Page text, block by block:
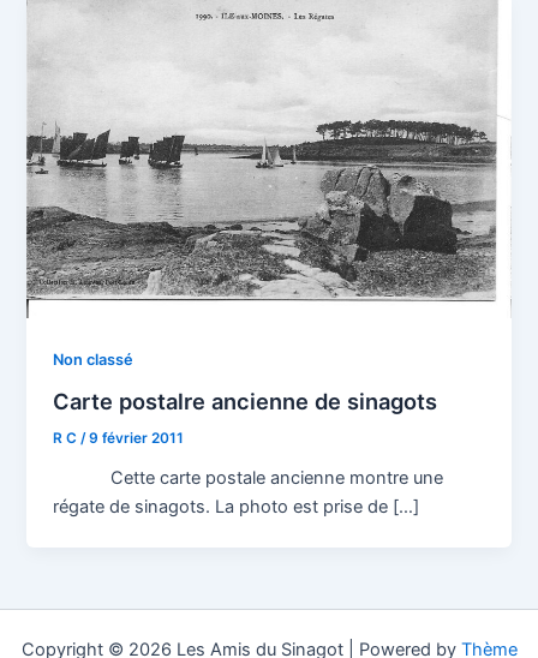
Non classé
Carte postalre ancienne de sinagots
R C/9 février 2011
Cette carte postale ancienne montre une
régate de sinagots. La photo est prise de […]
Copyright © 2026 Les Amis du Sinagot | Powered by Thème